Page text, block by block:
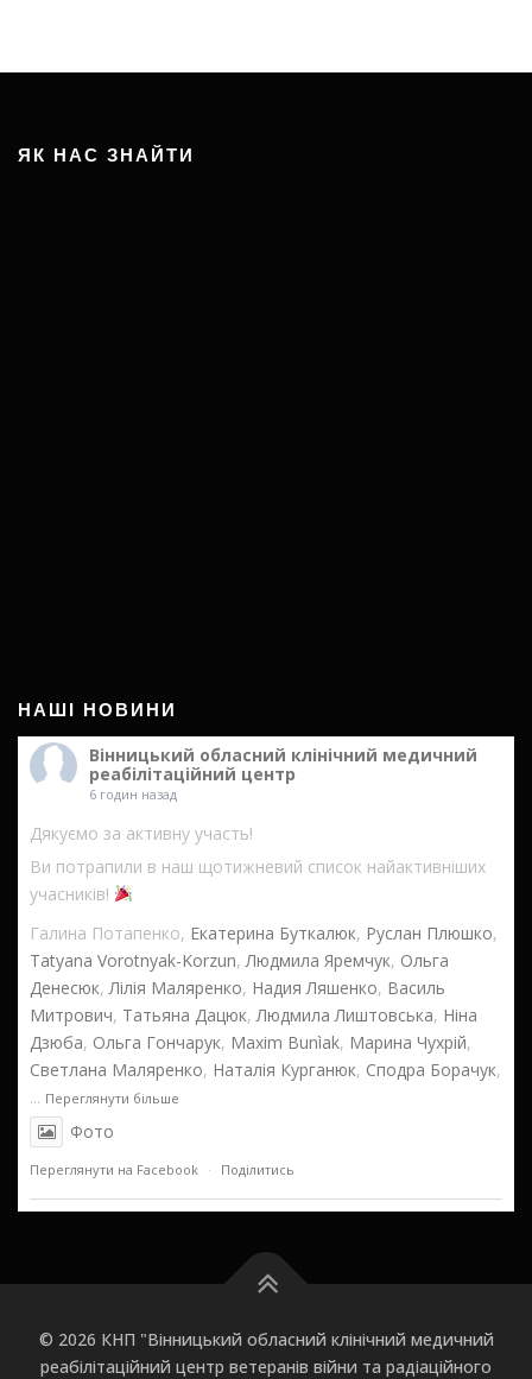
ЯК НАС ЗНАЙТИ
НАШІ НОВИНИ
Вінницький обласний клінічний медичний
реабілітаційний центр
6 годин назад
Дякуємо за активну участь!
Ви потрапили в наш щотижневий список найактивніших
учасників!
Галина Потапенко, Екатерина Буткалюк, Руслан Плюшко,
Tatyana Vorotnyak-Korzun,Людмила Яремчук, Ольга
Денесюк,Лілія Маляренко, Надия Ляшенко, Василь
Митрович, Татьяна Дацюк,Людмила Лиштовська, Ніна
Дзюба, Ольга Гончарук, Maxim Bunìak, Марина Чухрій,
Светлана Маляренко, Наталія Курганюк, Сподра Борачук,
... Переглянути більше
Фото
Переглянути на Facebook · Поділитись
реабілітаційний центр
прихильникам!
© 2026 КНП "Вінницький обласний клінічний медичний
реабілітаційний центр ветеранів війни та радіаційного